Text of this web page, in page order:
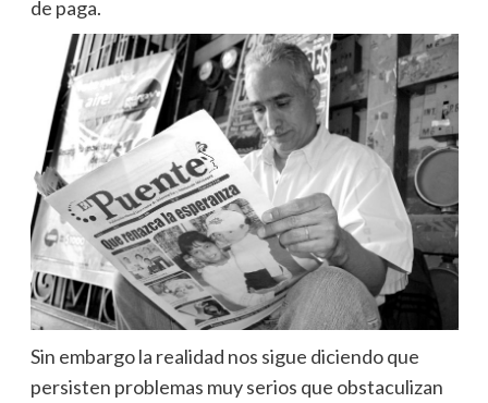
de paga.
Sin embargo la realidad nos sigue diciendo que
persisten problemas muy serios que obstaculizan